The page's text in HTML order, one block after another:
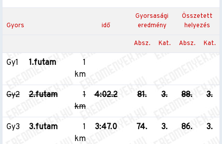
Gyors idő
Gyorsasági
eredmény
Összetett
helyezés
Absz. Kat. Absz. Kat.
Gy1 1.futam
1
km
Gy2 2.futam
1
km
4:02.2 81. 3. 88. 3.
Gy3 3.futam
1
km
3:47.0 74. 3. 86. 3.